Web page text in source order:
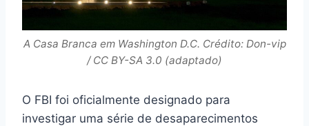
A Casa Branca em Washington D.C. Crédito: Don-vip
/ CC BY-SA 3.0 (adaptado)
O FBI foi oficialmente designado para
investigar uma série de desaparecimentos